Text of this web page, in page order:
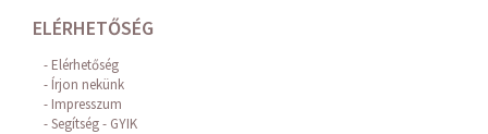
ELÉRHETŐSÉG
Elérhetőség
Írjon nekünk
Impresszum
Segítség - GYIK